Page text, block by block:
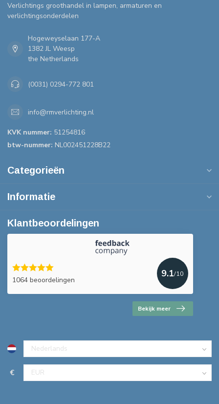
Verlichtings groothandel in lampen, armaturen en
verlichtingsonderdelen
Hogeweyselaan 177-A
1382 JL Weesp
the Netherlands
(0031) 0294-772 801
info@rmverlichting.nl
KVK nummer: 51254816
btw-nummer: NL002451228B22
Categorieën
Informatie
Klantbeoordelingen
1064 beoordelingen
9.1/10
Bekijk meer
€